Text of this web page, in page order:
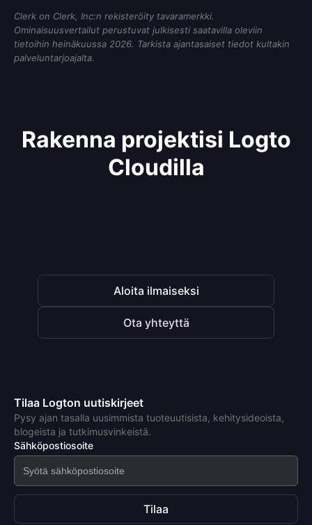
Clerk on Clerk, Inc:n rekisteröity tavaramerkki.
Ominaisuusvertailut perustuvat julkisesti saatavilla oleviin
tietoihin heinäkuussa 2026. Tarkista ajantasaiset tiedot kultakin
palveluntarjoajalta.
Rakenna projektisi Logto
Cloudilla
Aloita ilmaiseksi
Ota yhteyttä
Tilaa Logton uutiskirjeet
Pysy ajan tasalla uusimmista tuoteuutisista, kehitysideoista,
blogeista ja tutkimusvinkeistä.
Sähköpostiosoite
Tilaa